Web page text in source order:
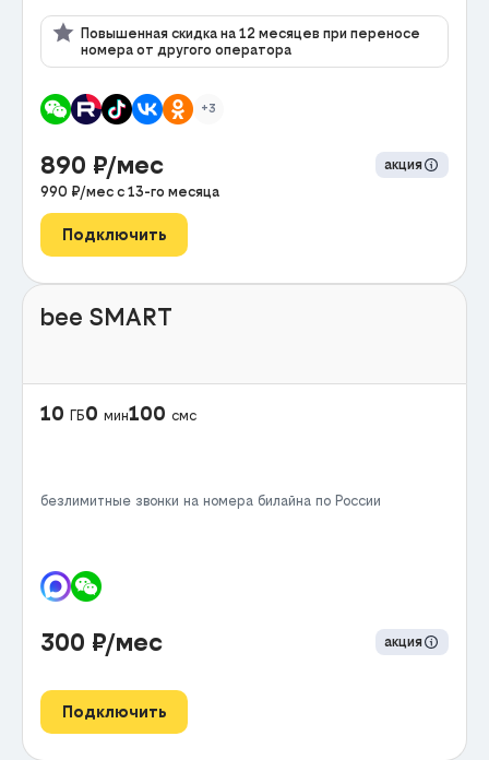
Повышенная скидка на 12 месяцев при переносе
номера от другого оператора
+3
890 ₽/мес
акция
990 ₽/мес с 13-го месяца
Подключить
bee SMART
10 ГБ0 мин100 смс
безлимитные звонки на номера билайна по России
300 ₽/мес акция
Подключить